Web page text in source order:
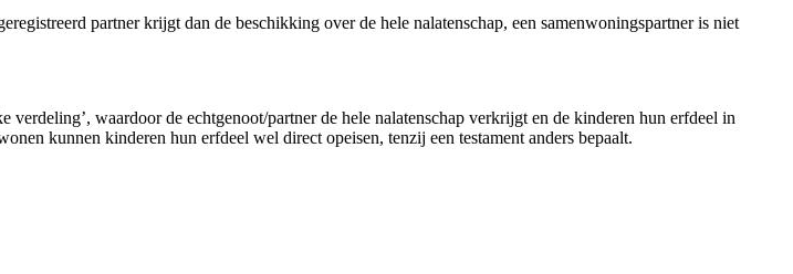
partner krijgt dan de beschikking over de hele nalatenschap, een samenwoningspartner is niet
verdeling’, waardoor de echtgenoot/partner de hele nalatenschap verkrijgt en de kinderen hun erfdeel in
kunnen kinderen hun erfdeel wel direct opeisen, tenzij een testament anders bepaalt.